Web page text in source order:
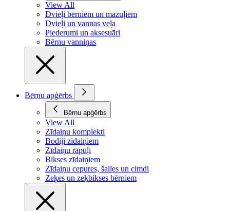
View All
Dvieļi bērniem un mazuļiem
Dvieļi un vannas veļa
Piederumi un aksesuāri
Bērnu vanniņas
Bērnu apģērbs
Bērnu apģērbs
View All
Zīdaiņu komplekti
Bodiji zīdaiņiem
Zīdaiņu rāpuļi
Bikses zīdaiņiem
Zīdaiņu cepures, šalles un cimdi
Zeķes un zeķbikses bērniem